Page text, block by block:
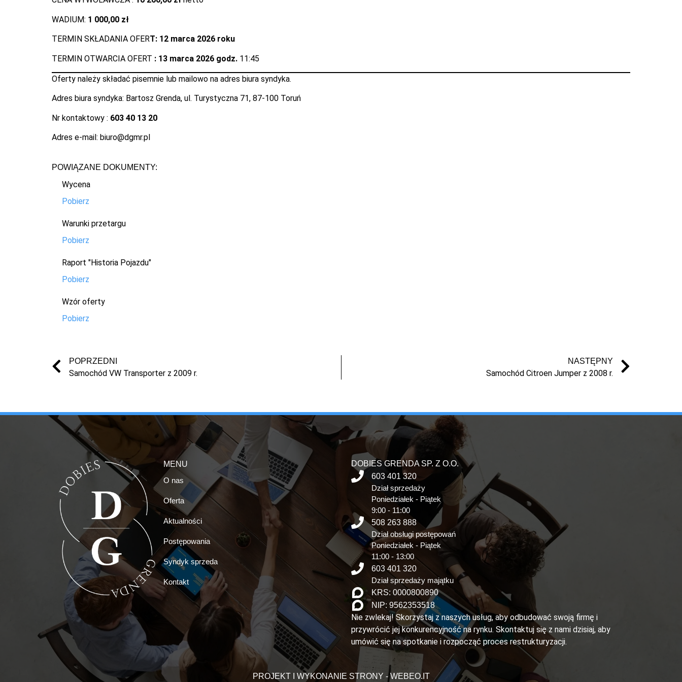
WADIUM: 1 000,00 zł
TERMIN SKŁADANIA OFERT: 12 marca 2026 roku
TERMIN OTWARCIA OFERT : 13 marca 2026 godz. 11:45
Oferty należy składać pisemnie lub mailowo na adres biura syndyka.
Adres biura syndyka: Bartosz Grenda, ul. Turystyczna 71, 87-100 Toruń
Nr kontaktowy : 603 40 13 20
Adres e-mail: biuro@dgmr.pl
POWIĄZANE DOKUMENTY:
Wycena
Pobierz
Warunki przetargu
Pobierz
Raport "Historia Pojazdu"
Pobierz
Wzór oferty
Pobierz
POPRZEDNI
Samochód VW Transporter z 2009 r.
NASTĘPNY
Samochód Citroen Jumper z 2008 r.
MENU
O nas
Oferta
Aktualności
Postępowania
Syndyk sprzeda
Kontakt
DOBIES GRENDA SP. Z O.O.
603 401 320
Dział sprzedaży
Poniedziałek - Piątek
9:00 - 11:00
508 263 888
Dział obsługi postępowań
Poniedziałek - Piątek
11:00 - 13:00
603 401 320
Dział sprzedaży majątku
KRS: 0000800890
NIP: 9562353518
Nie zwlekaj! Skorzystaj z naszych usług, aby odbudować swoją firmę i
przywrócić jej konkurencyjność na rynku. Skontaktuj się z nami dzisiaj, aby
umówić się na spotkanie i rozpocząć proces restrukturyzacji.
PROJEKT I WYKONANIE STRONY - WEBEO.IT